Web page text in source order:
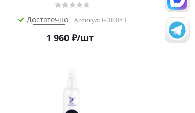
Достаточно Артикул: I-000083
1 960₽/шт